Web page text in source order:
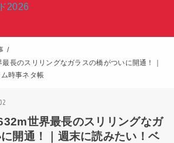
2026
長のスリリングなガラスの橋がついに開通！｜
時事ネタ帳
世界最長のスリリングなガ
開通！｜週末に読みたい！ベ